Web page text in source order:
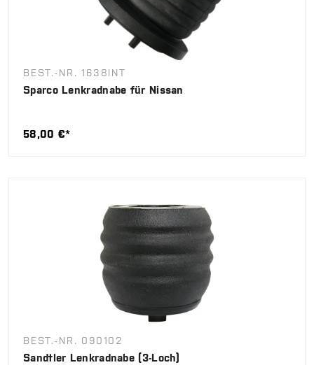
BEST.-NR. 1638INT
Sparco Lenkradnabe für Nissan
58,00 €*
BEST.-NR. 090102
Sandtler Lenkradnabe (3-Loch)